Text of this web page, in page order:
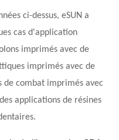
ci-dessus, eSUN a
cas d'application
imprimés avec de
imprimés avec de
de combat imprimés avec
applications de résines